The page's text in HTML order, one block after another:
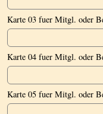
Karte 03 fuer Mitgl. oder
Karte 04 fuer Mitgl. oder
Karte 05 fuer Mitgl. oder